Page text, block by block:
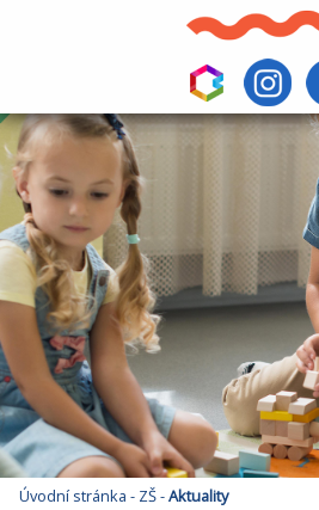
Úvodní stránka - ZŠ-Aktuality